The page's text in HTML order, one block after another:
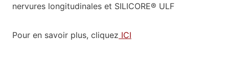
nervures longitudinales et SILICORE® ULF
Pour en savoir plus, cliquez ICI